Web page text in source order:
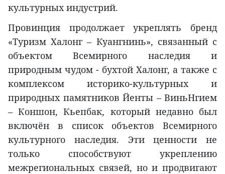
культурных индустрий.
Провинция продолжает укреплять бренд
«Туризм Халонг – Куангнинь», связанный с
объектом Всемирного наследия и
природным чудом - бухтой Халонг, а также с
комплексом историко-культурных и
природных памятников Йенты – ВиньНгием
– Коншон, Кьепбак, который недавно был
включён в список объектов Всемирного
культурного наследия. Эти ценности не
только способствуют укреплению
межрегиональных связей, но и продвигают